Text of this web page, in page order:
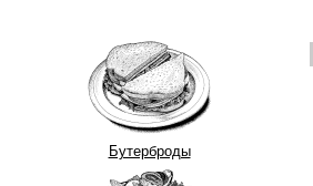
Бутерброды